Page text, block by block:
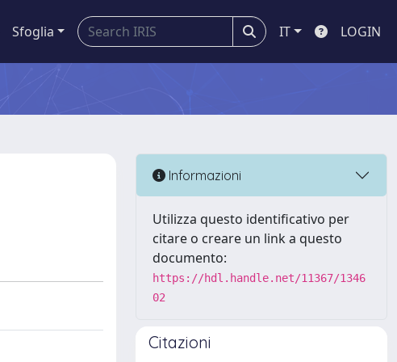
Sfoglia IT LOGIN
Informazioni
Utilizza questo identificativo per
citare o creare un link a questo
documento:
https://hdl.handle.net/11367/1346
02
Citazioni